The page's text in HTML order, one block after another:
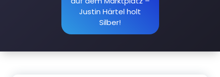
h
Justin Härtel holt
Silber!